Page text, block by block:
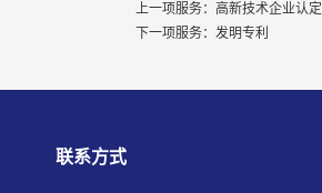
上一项服务：高新技术企业认定
下一项服务：发明专利
联系方式